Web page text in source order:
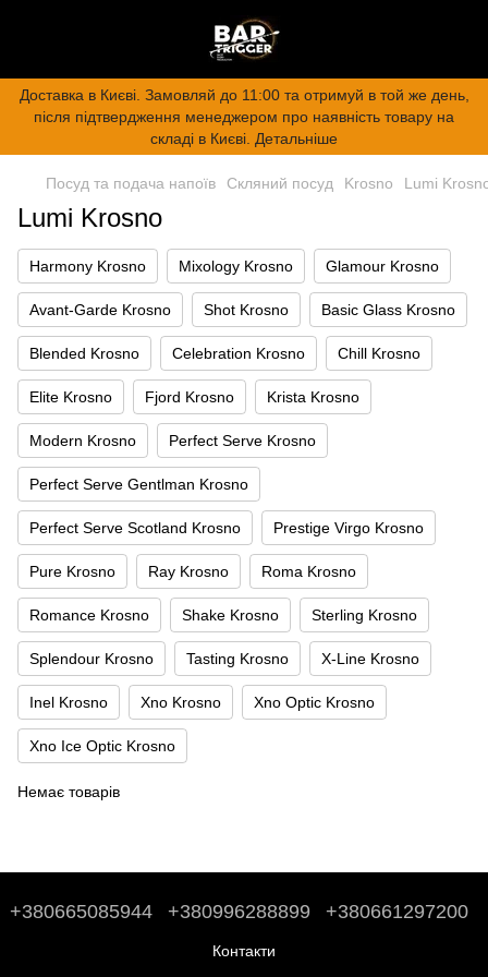
Доставка в Києві. Замовляй до 11:00 та отримуй в той же день,
після підтвердження менеджером про наявність товару на
складі в Києві. Детальніше
Посуд та подача напоїв Скляний посуд Krosno Lumi
Lumi Krosno
Harmony Krosno Mixology Krosno Glamour Krosno
Avant-Garde Krosno Shot Krosno Basic Glass Krosno
Blended Krosno Celebration Krosno Chill Krosno
Elite Krosno Fjord Krosno Krista Krosno
Modern Krosno Perfect Serve Krosno
Perfect Serve Gentlman Krosno
Perfect Serve Scotland Krosno Prestige Virgo Krosno
Pure Krosno Ray Krosno Roma Krosno
Romance Krosno Shake Krosno Sterling Krosno
Splendour Krosno Tasting Krosno X-Line Krosno
Inel Krosno Xno Krosno Xno Optic Krosno
Xno Ice Optic Krosno
Немає товарів
+380665085944 +380996288899 +380661297200
Контакти